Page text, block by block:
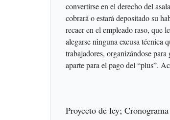
convertirse en el derecho del
cobrará o estará depositado su
recaer en el empleado raso, que
alegarse ninguna excusa técnica
trabajadores, organizándose
aparte para el pago del “plus”.
Proyecto de ley;